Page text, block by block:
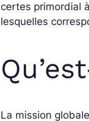
certes primordial
lesquelles
La mission